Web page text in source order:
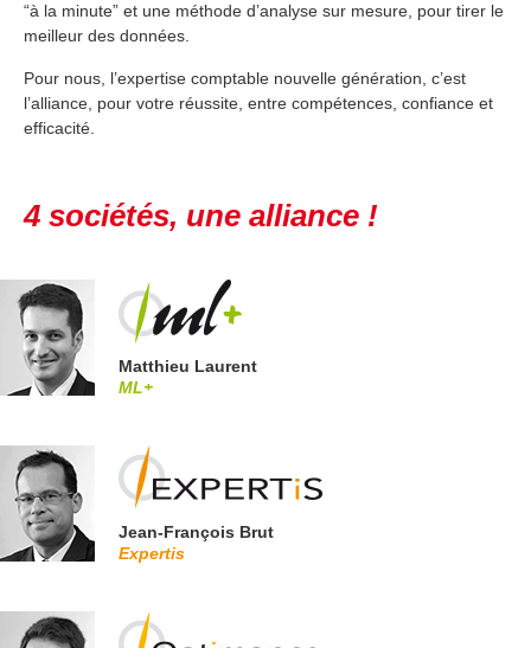
“à la minute” et une méthode d’analyse sur mesure, pour tirer le
meilleur des données.
Pour nous, l’expertise comptable nouvelle génération, c’est
l’alliance, pour votre réussite, entre compétences, confiance et
efficacité.
4 sociétés, une alliance !
Matthieu Laurent
ML+
Jean-François Brut
Expertis